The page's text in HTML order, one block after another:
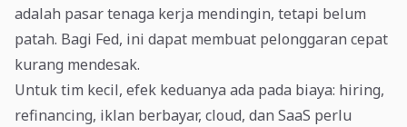
adalah pasar tenaga kerja mendingin, tetapi belum
patah. Bagi Fed, ini dapat membuat pelonggaran cepat
kurang mendesak.
Untuk tim kecil, efek keduanya ada pada biaya: hiring,
refinancing, iklan berbayar, cloud, dan SaaS perlu